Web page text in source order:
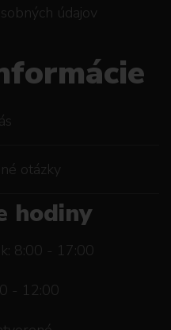
údajov
otázky
hodiny
8:00 - 17:00
- 12:00